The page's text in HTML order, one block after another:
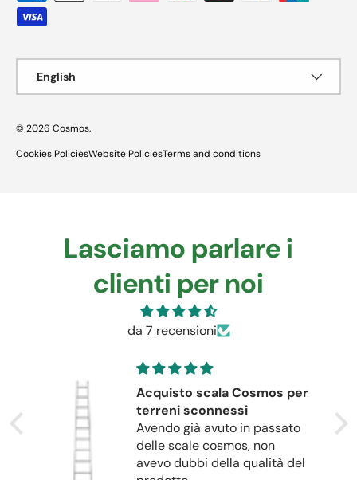
English
© 2026 Cosmos.
Cookies PoliciesWebsite PoliciesTerms and conditions
Lasciamo parlare i
clienti per noi
da 7 recensioni
Acquisto scala Cosmos per
terreni sconnessi
Avendo già avuto in passato
delle scale cosmos, non
avevo dubbi della qualità del